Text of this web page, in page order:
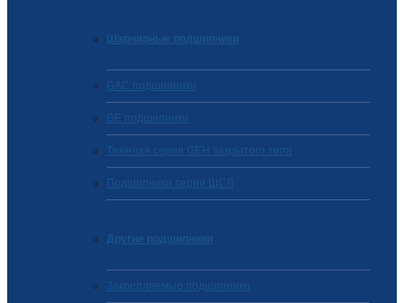
Шарнирные подшипники
GAC подшипники
GE подшипники
Тяжелая серия GEH закрытого типа
Подшипники серии ШСЛ
Другие подшипники
Закрепляемые подшипники